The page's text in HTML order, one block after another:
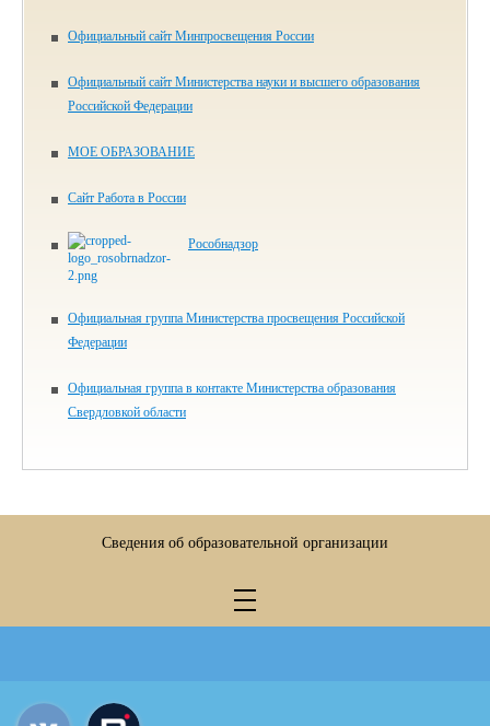
Официальный сайт Минпросвещения России
Официальный сайт Министерства науки и высшего образования
Российской Федерации
МОЕ ОБРАЗОВАНИЕ
Сайт Работа в России
Рособнадзор
Официальная группа Министерства просвещения Российской
Федерации
Официальная группа в контакте Министерства образования
Свердловкой области
Сведения об образовательной организации